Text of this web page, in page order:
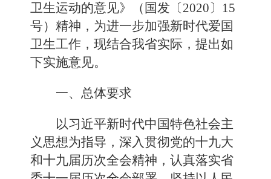
卫生运动的意见》（国发〔2020〕15
号）精神，为进一步加强新时代爱国
卫生工作，现结合我省实际，提出如
下实施意见。
一、总体要求
以习近平新时代中国特色社会主
义思想为指导，深入贯彻党的十九大
和十九届历次全会精神，认真落实省